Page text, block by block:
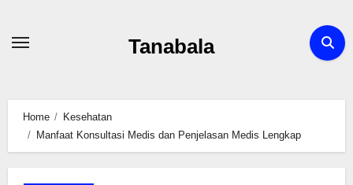
Tanabala
Home
Kesehatan
Manfaat Konsultasi Medis dan Penjelasan Medis Lengkap